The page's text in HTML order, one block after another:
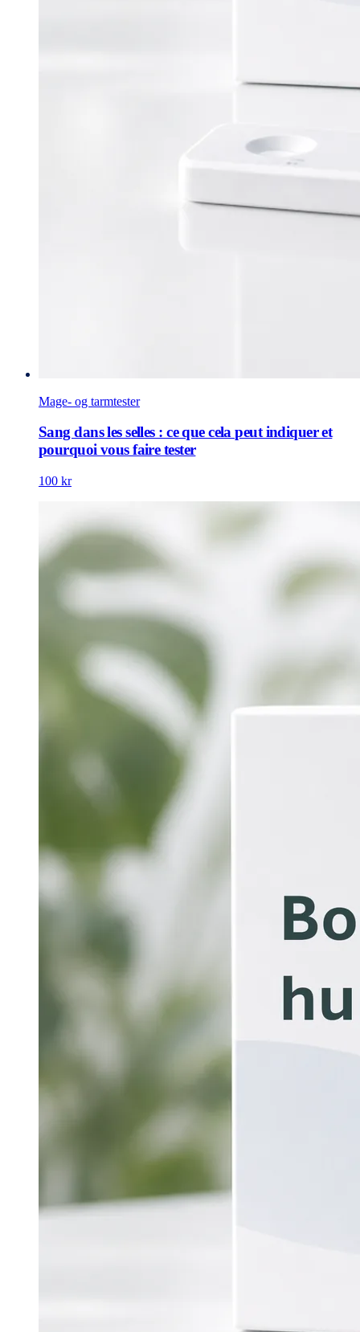
Mage- og tarmtester
Sang dans les selles : ce que cela peut indiquer et
pourquoi vous faire tester
100 kr